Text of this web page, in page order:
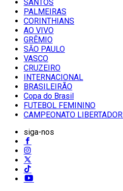
SANTOS
PALMEIRAS
CORINTHIANS
AO VIVO
GRÊMIO
SĀO PAULO
VASCO
CRUZEIRO
INTERNACIONAL
BRASILEIRÃO
Copa do Brasil
FUTEBOL FEMININO
CAMPEONATO
siga-nos